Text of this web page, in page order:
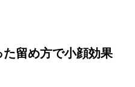
留め方で小顔効果